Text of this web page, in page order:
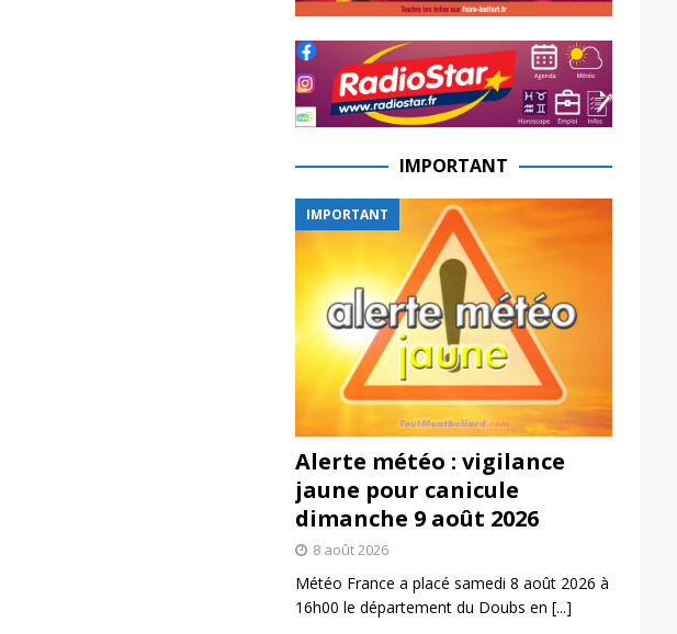
IMPORTANT
IMPORTANT
Alerte météo : vigilance
jaune pour canicule
dimanche 9 août 2026
8 août 2026
Météo France a placé samedi 8 août 2026 à
16h00 le département du Doubs en [...]